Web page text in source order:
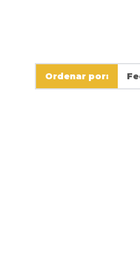
Ordenar por: